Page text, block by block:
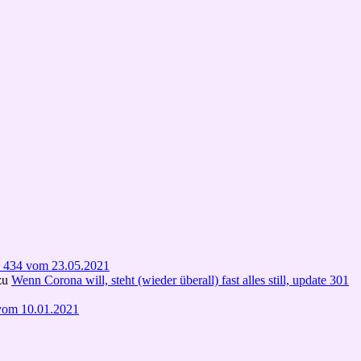
vom 23.05.2021
Wenn Corona will, steht (wieder überall) fast alles still, update 301
10.01.2021